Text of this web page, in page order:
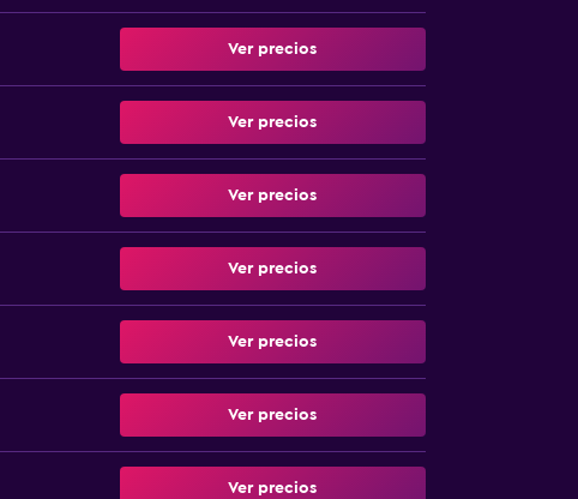
Ver precios
Ver precios
Ver precios
Ver precios
Ver precios
Ver precios
Ver precios